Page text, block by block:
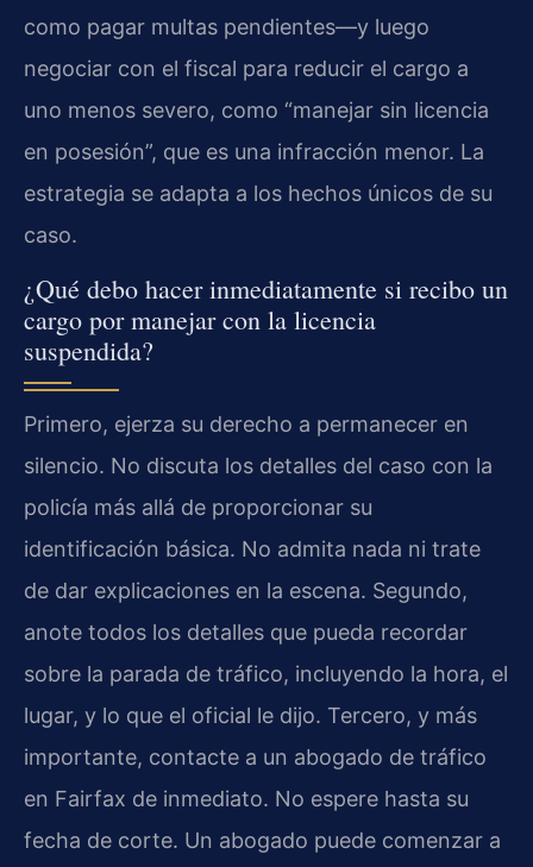
como pagar multas pendientes—y luego
negociar con el fiscal para reducir el cargo a
uno menos severo, como “manejar sin licencia
en posesión”, que es una infracción menor. La
estrategia se adapta a los hechos únicos de su
caso.
¿Qué debo hacer inmediatamente si recibo un
cargo por manejar con la licencia
suspendida?
Primero, ejerza su derecho a permanecer en
silencio. No discuta los detalles del caso con la
policía más allá de proporcionar su
identificación básica. No admita nada ni trate
de dar explicaciones en la escena. Segundo,
anote todos los detalles que pueda recordar
sobre la parada de tráfico, incluyendo la hora, el
lugar, y lo que el oficial le dijo. Tercero, y más
importante, contacte a un abogado de tráfico
en Fairfax de inmediato. No espere hasta su
fecha de corte. Un abogado puede comenzar a